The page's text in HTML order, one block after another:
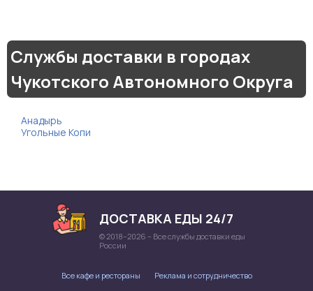
Службы доставки в городах
Чукотского Автономного Округа
Анадырь
Угольные Копи
ДОСТАВКА ЕДЫ 24/7
© 2018–2026 – Все службы доставки еды
России
Все кафе и рестораны Реклама и сотрудничество